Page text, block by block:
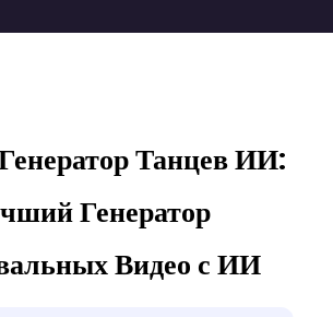
Shake Wave
Switch Kicks
Танцев ИИ:
Генератор
Видео с ИИ